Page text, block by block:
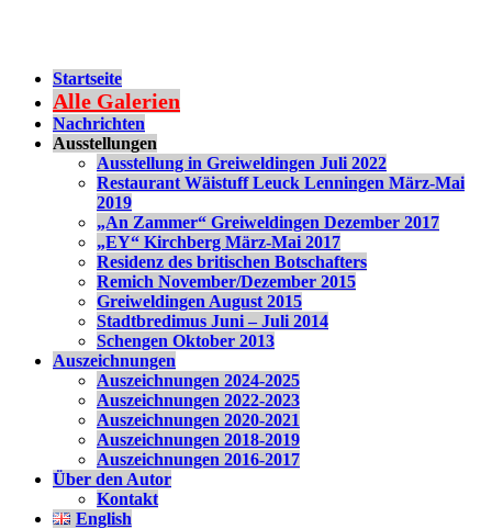
Startseite
Alle Galerien
Nachrichten
Ausstellungen
Ausstellung in Greiweldingen Juli 2022
Restaurant Wäistuff Leuck Lenningen März-Mai
2019
„An Zammer“ Greiweldingen Dezember 2017
„EY“ Kirchberg März-Mai 2017
Residenz des britischen Botschafters
Remich November/Dezember 2015
Greiweldingen August 2015
Stadtbredimus Juni – Juli 2014
Schengen Oktober 2013
Auszeichnungen
Auszeichnungen 2024-2025
Auszeichnungen 2022-2023
Auszeichnungen 2020-2021
Auszeichnungen 2018-2019
Auszeichnungen 2016-2017
Über den Autor
Kontakt
English